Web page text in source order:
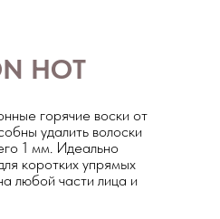
HOT
горячие воски от
удалить волоски
1 мм. Идеально
коротких упрямых
любой части лица и